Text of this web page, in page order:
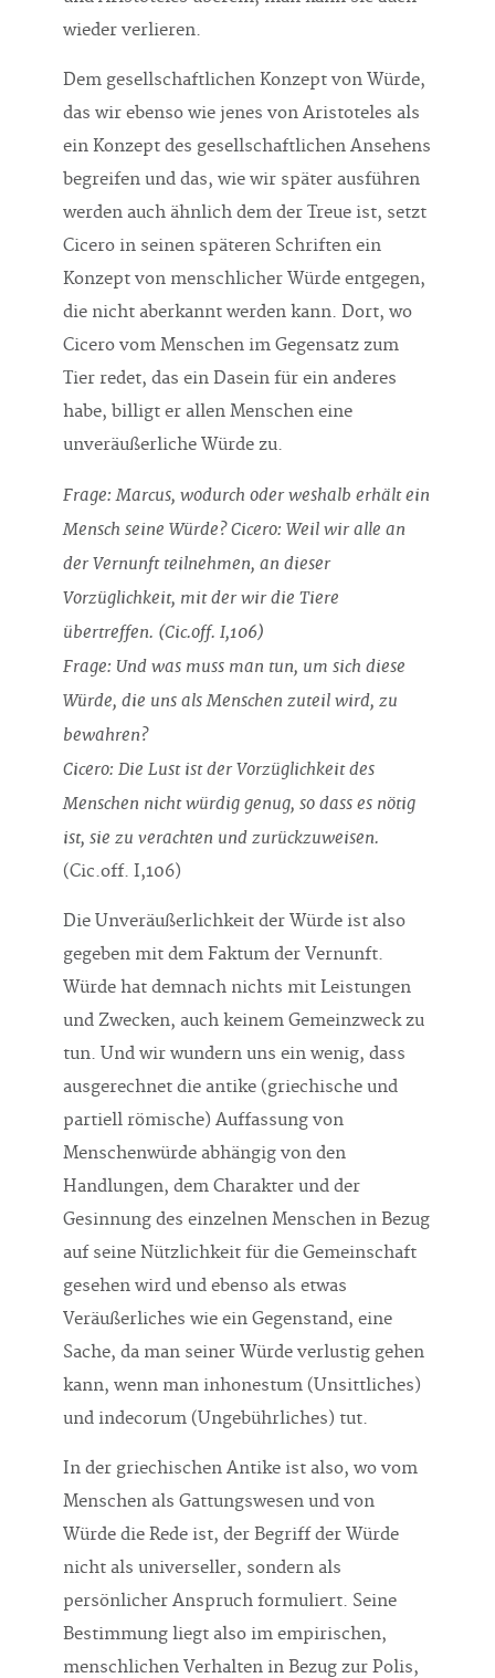
wieder verlieren.
Dem gesellschaftlichen Konzept von Würde,
das wir ebenso wie jenes von Aristoteles als
ein Konzept des gesellschaftlichen Ansehens
begreifen und das, wie wir später ausführen
werden auch ähnlich dem der Treue ist, setzt
Cicero in seinen späteren Schriften ein
Konzept von menschlicher Würde entgegen,
die nicht aberkannt werden kann. Dort, wo
Cicero vom Menschen im Gegensatz zum
Tier redet, das ein Dasein für ein anderes
habe, billigt er allen Menschen eine
unveräußerliche Würde zu.
Frage: Marcus, wodurch oder weshalb erhält ein
Mensch seine Würde? Cicero: Weil wir alle an
der Vernunft teilnehmen, an dieser
Vorzüglichkeit, mit der wir die Tiere
übertreffen. (Cic.off. I,106)
Frage: Und was muss man tun, um sich diese
Würde, die uns als Menschen zuteil wird, zu
bewahren?
Cicero: Die Lust ist der Vorzüglichkeit des
Menschen nicht würdig genug, so dass es nötig
ist, sie zu verachten und zurückzuweisen.
(Cic.off. I,106)
Die Unveräußerlichkeit der Würde ist also
gegeben mit dem Faktum der Vernunft.
Würde hat demnach nichts mit Leistungen
und Zwecken, auch keinem Gemeinzweck zu
tun. Und wir wundern uns ein wenig, dass
ausgerechnet die antike (griechische und
partiell römische) Auffassung von
Menschenwürde abhängig von den
Handlungen, dem Charakter und der
Gesinnung des einzelnen Menschen in Bezug
auf seine Nützlichkeit für die Gemeinschaft
gesehen wird und ebenso als etwas
Veräußerliches wie ein Gegenstand, eine
Sache, da man seiner Würde verlustig gehen
kann, wenn man inhonestum (Unsittliches)
und indecorum (Ungebührliches) tut.
In der griechischen Antike ist also, wo vom
Menschen als Gattungswesen und von
Würde die Rede ist, der Begriff der Würde
nicht als universeller, sondern als
persönlicher Anspruch formuliert. Seine
Bestimmung liegt also im empirischen,
menschlichen Verhalten in Bezug zur Polis,